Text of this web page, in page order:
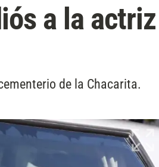
a la actriz
de la Chacarita.